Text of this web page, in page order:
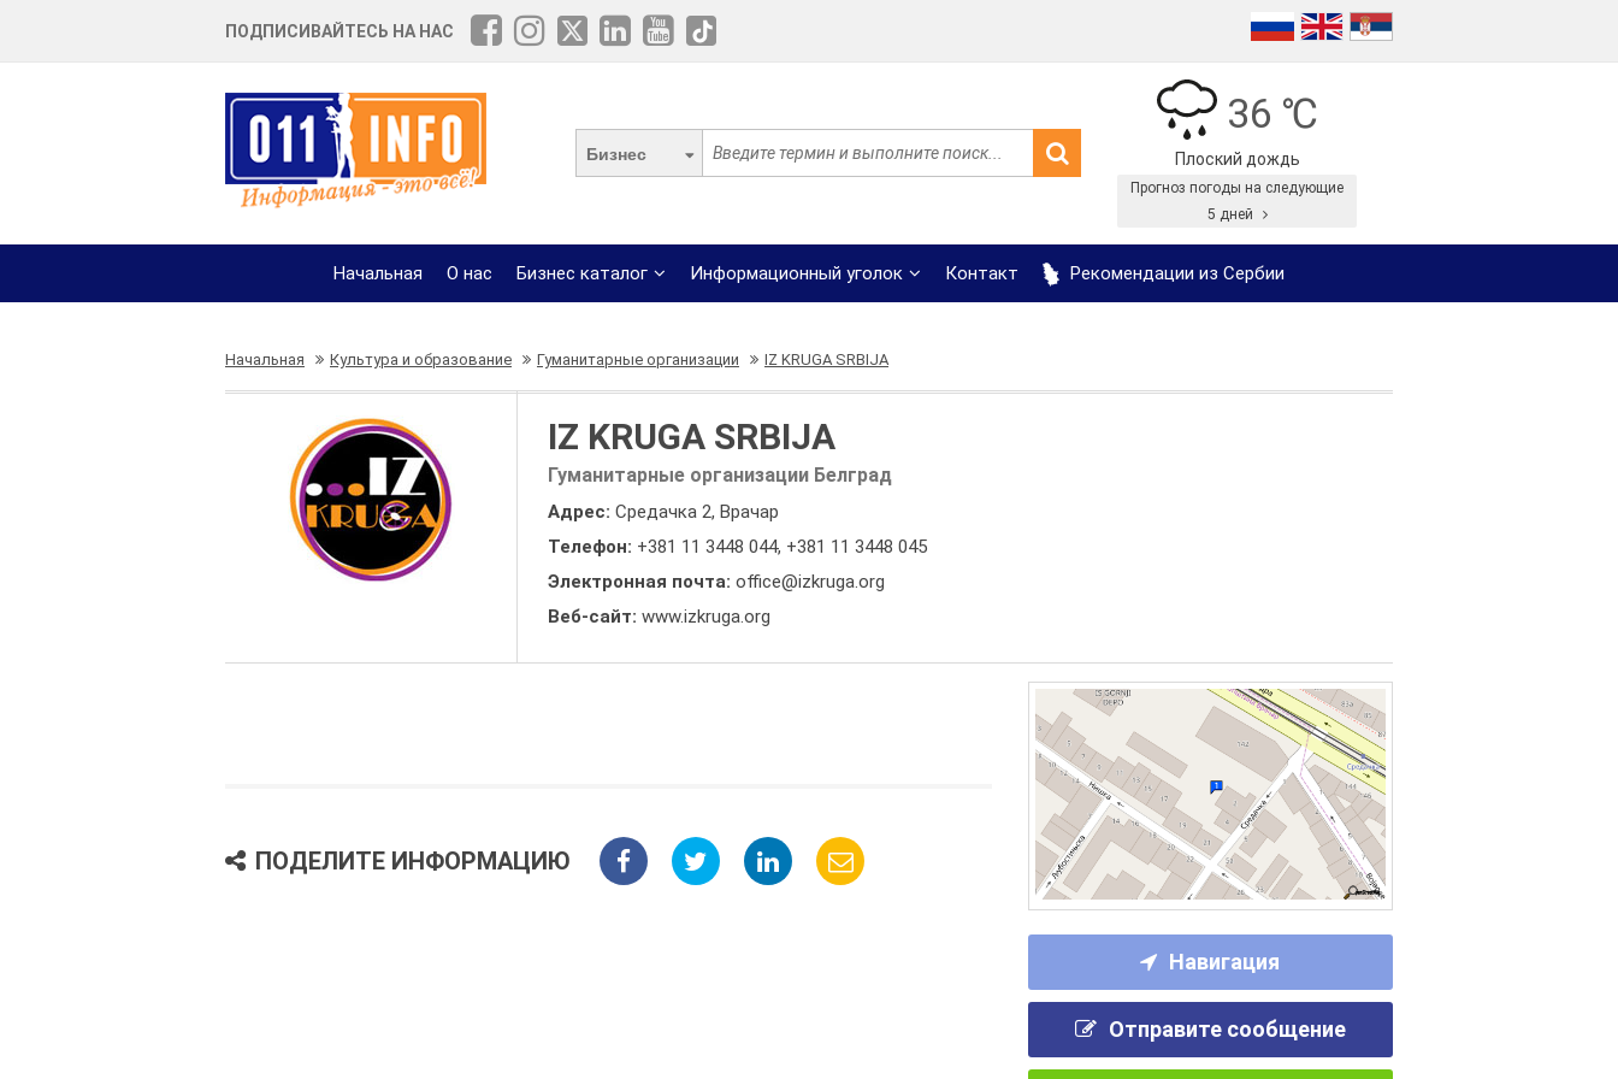
ПОДПИСИВАЙТЕСЬ НА НАС
Бизнес
36 ℃
Плоский дождь
Прогноз погоды на следующие
5 дней
Начальная О нас Бизнес каталог Информационный уголок Контакт Рекомендации из Сербии
Начальная Культура и образование Гуманитарные организации IZ KRUGA SRBIJA
IZ KRUGA SRBIJA
Гуманитарные организации Белград
Адрес: Средачка 2, Врачар
Телефон: +381 11 3448 044, +381 11 3448 045
Электронная почта: office@izkruga.org
Веб-сайт: www.izkruga.org
Навигация
Отправите сообщение
ПОДЕЛИТЕ ИНФОРМАЦИЮ